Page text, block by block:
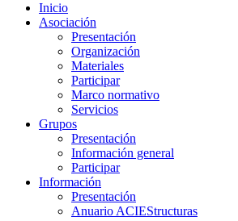
Inicio
Asociación
Presentación
Organización
Materiales
Participar
Marco normativo
Servicios
Grupos
Presentación
Información general
Participar
Información
Presentación
Anuario ACIEStructuras